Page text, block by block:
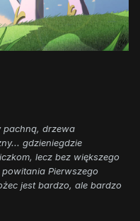
pachną, drzewa
gdzieniegdzie
lecz bez większego
Pierwszego
jest bardzo, ale bardzo